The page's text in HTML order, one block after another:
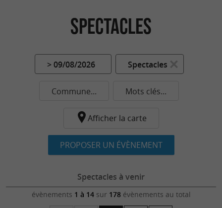
Spectacles
> 09/08/2026 Spectacles
Commune... Mots clés...
Afficher la carte
PROPOSER UN ÉVÈNEMENT
Spectacles à venir
évènements 1 à 14sur 178évènements au total